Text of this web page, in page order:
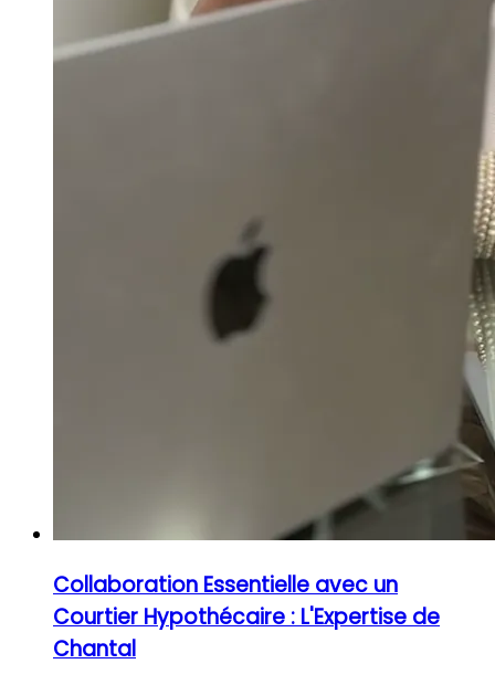
Collaboration Essentielle avec un
Courtier Hypothécaire : L'Expertise de
Chantal